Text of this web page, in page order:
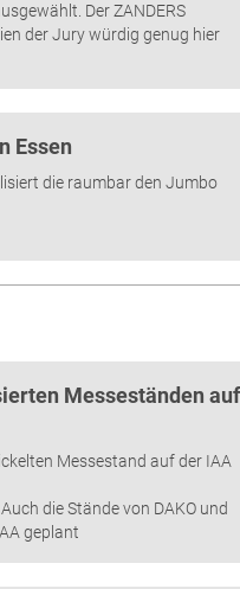
Der ZANDERS
der Jury würdig genug hier
Essen
die raumbar den Jumbo
Messeständen auf
Messestand auf der IAA
die Stände von DAKO und
geplant